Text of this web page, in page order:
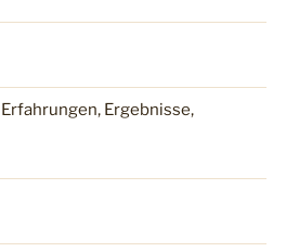
Erfahrungen, Ergebnisse,